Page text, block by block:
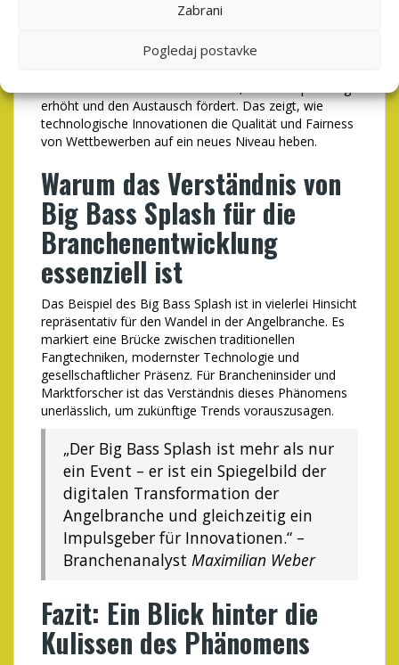
Zabrani
Pogledaj postavke
gewinnen im Angelbereich zunehmend an Bedeutung:
erhöht und den Austausch fördert. Das zeigt, wie
technologische Innovationen die Qualität und Fairness
von Wettbewerben auf ein neues Niveau heben.
Warum das Verständnis von
Big Bass Splash für die
Branchenentwicklung
essenziell ist
Das Beispiel des Big Bass Splash ist in vielerlei Hinsicht
repräsentativ für den Wandel in der Angelbranche. Es
markiert eine Brücke zwischen traditionellen
Fangtechniken, modernster Technologie und
gesellschaftlicher Präsenz. Für Brancheninsider und
Marktforscher ist das Verständnis dieses Phänomens
unerlässlich, um zukünftige Trends vorauszusagen.
„Der Big Bass Splash ist mehr als nur
ein Event – er ist ein Spiegelbild der
digitalen Transformation der
Angelbranche und gleichzeitig ein
Impulsgeber für Innovationen.“ –
Branchenanalyst Maximilian Weber
Fazit: Ein Blick hinter die
Kulissen des Phänomens